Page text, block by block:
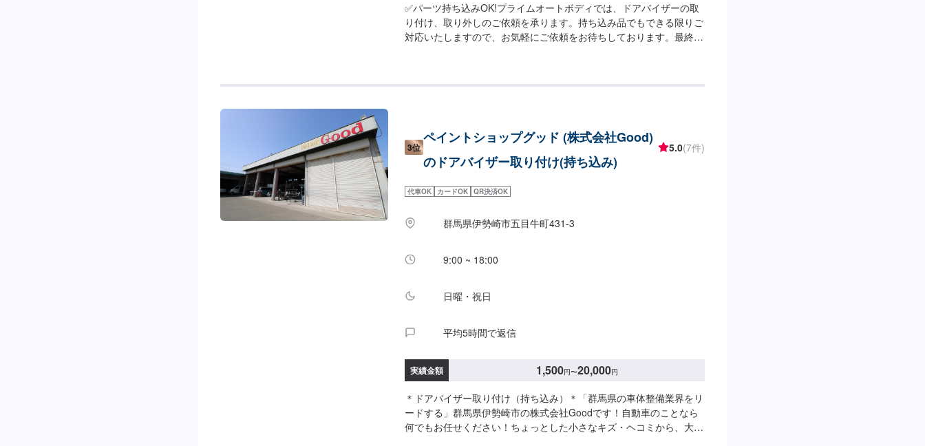
✅パーツ持ち込みOK!プライムオートボディでは、ドアバイザーの取
り付け、取り外しのご依頼を承ります。持ち込み品でもできる限りご
対応いたしますので、お気軽にご依頼をお待ちしております。最終予
3位
ペイントショップグッド (株式会社Good)
のドアバイザー取り付け(持ち込み)
5.0(7件)
代車OK カードOK QR決済OK
群馬県伊勢崎市五目牛町431-3
9:00 ~ 18:00
日曜・祝日
平均5時間で返信
実績金額 1,500円〜20,000円
＊ドアバイザー取り付け（持ち込み）＊「群馬県の車体整備業界をリ
ードする」群馬県伊勢崎市の株式会社Goodです！自動車のことなら
何でもお任せください！ちょっとした小さなキズ・ヘコミから、大破